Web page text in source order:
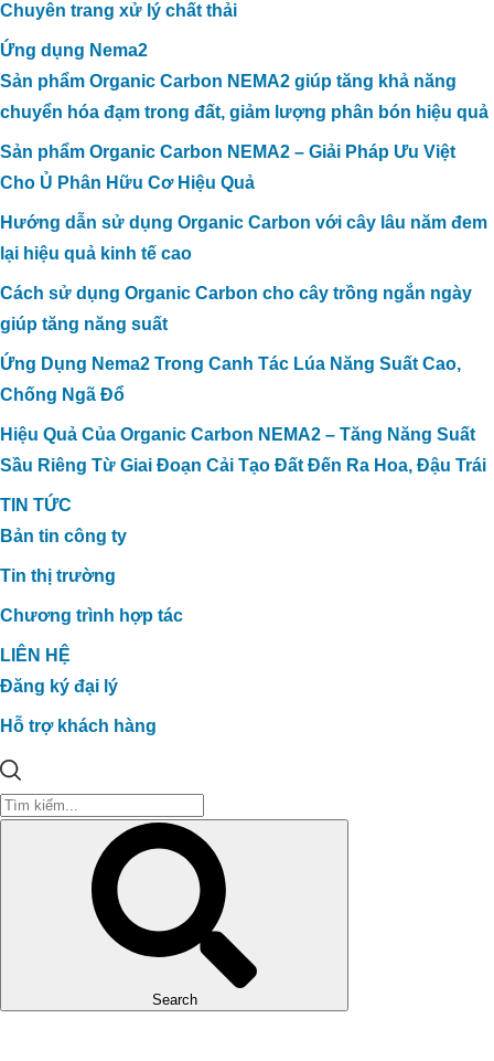
Chuyên trang xử lý chất thải
Ứng dụng Nema2
Sản phẩm Organic Carbon NEMA2 giúp tăng khả năng
chuyển hóa đạm trong đất, giảm lượng phân bón hiệu quả
Sản phẩm Organic Carbon NEMA2 – Giải Pháp Ưu Việt
Cho Ủ Phân Hữu Cơ Hiệu Quả
Hướng dẫn sử dụng Organic Carbon với cây lâu năm đem
lại hiệu quả kinh tế cao
Cách sử dụng Organic Carbon cho cây trồng ngắn ngày
giúp tăng năng suất
Ứng Dụng Nema2 Trong Canh Tác Lúa Năng Suất Cao,
Chống Ngã Đổ
Hiệu Quả Của Organic Carbon NEMA2 – Tăng Năng Suất
Sầu Riêng Từ Giai Đoạn Cải Tạo Đất Đến Ra Hoa, Đậu Trái
TIN TỨC
Bản tin công ty
Tin thị trường
Chương trình hợp tác
LIÊN HỆ
Đăng ký đại lý
Hỗ trợ khách hàng
Search
Nghiệm Từ Anh Xuân và Giải Pháp
Organic Carbon NEMA2
HỮU CƠ SINH THÁI